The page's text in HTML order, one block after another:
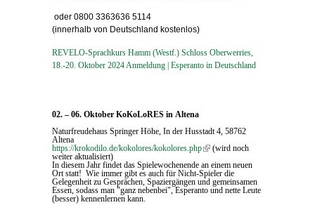
oder 0800 3363636 5114
(innerhalb von Deutschland kostenlos)
REVELO-Sprachkurs Hamm (Westf.) Schloss Oberwerries,
18.-20. Oktober 2024 Anmeldung | Esperanto in Deutschland
02. – 06. Oktober KoKoLoRES in Altena
Naturfreudehaus Springer Höhe, In der Husstadt 4, 58762
Altena
https://krokodilo.de/kokolores/kokolores.php(link is external)
(wird noch
weiter aktualisiert)
In diesem Jahr findet das Spielewochenende an einem neuen
Ort statt! Wie immer gibt es auch für Nicht-Spieler die
Gelegenheit zu Gesprächen, Spaziergängen und gemeinsamen
Essen, sodass man "ganz nebenbei", Esperanto und nette Leute
(besser) kennenlernen kann.